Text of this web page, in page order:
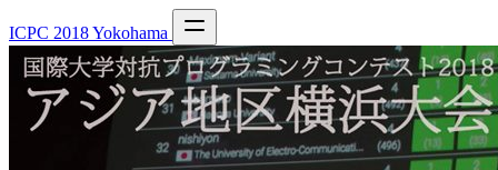
ICPC 2018 Yokohama